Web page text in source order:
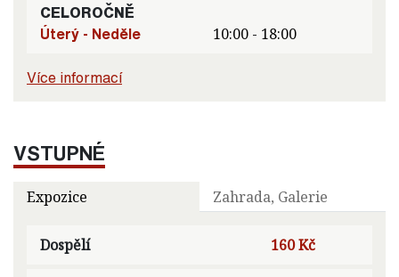
CELOROČNĚ
Úterý - Neděle
10:00 - 18:00
Více informací
VSTUPNÉ
Expozice Zahrada, Galerie
Dospělí 160 Kč